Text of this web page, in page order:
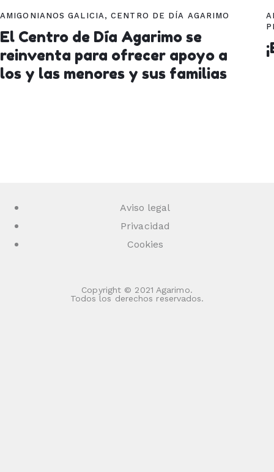
AMIGONIANOS GALICIA,CENTRO DE DÍA AGARIMO
El Centro de Día Agarimo se
reinventa para ofrecer apoyo a
los y las menores y sus familias
Copyright © 2021 Agarimo.
Todos los derechos reservados.
Aviso legal
Privacidad
Cookies